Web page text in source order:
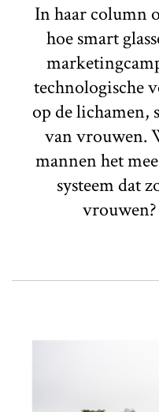
In haar column
hoe smart
technologische
op de lichamen,
van vrouwen.
mannen het
systeem dat
vrouwen?